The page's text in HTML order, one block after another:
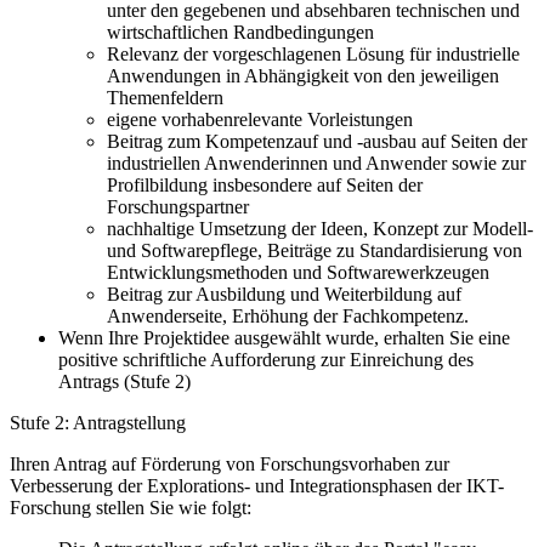
unter den gegebenen und absehbaren technischen und
wirtschaftlichen Randbedingungen
Relevanz der vorgeschlagenen Lösung für industrielle
Anwendungen in Abhängigkeit von den jeweiligen
Themenfeldern
eigene vorhabenrelevante Vorleistungen
Beitrag zum Kompetenzauf und -ausbau auf Seiten der
industriellen Anwenderinnen und Anwender sowie zur
Profilbildung insbesondere auf Seiten der
Forschungspartner
nachhaltige Umsetzung der Ideen, Konzept zur Modell-
und Softwarepflege, Beiträge zu Standardisierung von
Entwicklungsmethoden und Softwarewerkzeugen
Beitrag zur Ausbildung und Weiterbildung auf
Anwenderseite, Erhöhung der Fachkompetenz.
Wenn Ihre Projektidee ausgewählt wurde, erhalten Sie eine
positive schriftliche Aufforderung zur Einreichung des
Antrags (Stufe 2)
Stufe 2: Antragstellung
Ihren Antrag auf Förderung von Forschungsvorhaben zur
Verbesserung der Explorations- und Integrationsphasen der IKT-
Forschung stellen Sie wie folgt: